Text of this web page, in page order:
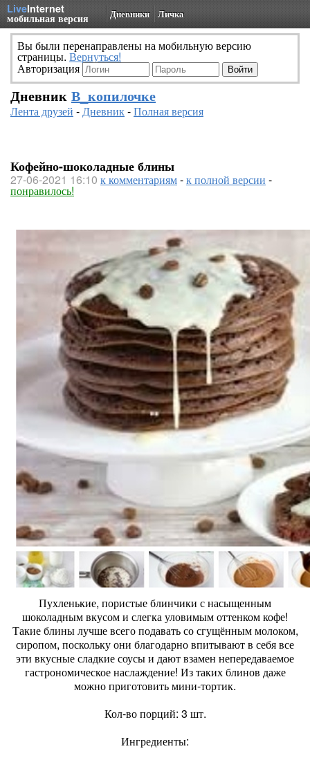
LiveInternet
мобильная версия Дневники Личка
Вы были перенаправлены на мобильную версию
страницы. Вернуться!
Авторизация
Дневник В_копилочке
Лента друзей -Дневник-Полная версия
Кофейно-шоколадные блины
27-06-2021 16:10 к комментариям-к полной версии -
понравилось!
Пухленькие, пористые блинчики с насыщенным
шоколадным вкусом и слегка уловимым оттенком кофе!
Такие блины лучше всего подавать со сгущённым молоком,
сиропом, поскольку они благодарно впитывают в себя все
эти вкусные сладкие соусы и дают взамен непередаваемое
гастрономическое наслаждение! Из таких блинов даже
можно приготовить мини-тортик.
Кол-во порций: 3 шт.
Ингредиенты: